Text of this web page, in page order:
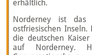
erhältlich.
Norderney ist das
ostfriesischen Inseln.
die deutschen
auf Norderney.